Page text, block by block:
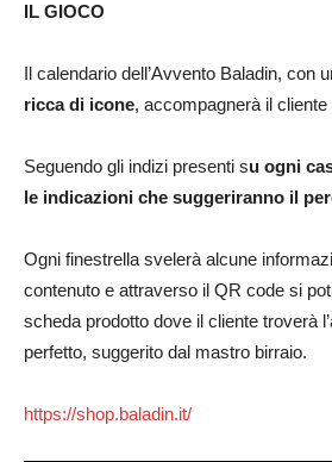
IL GIOCO
Il calendario dell’Avvento Baladin, con
ricca di icone, accompagnerà il cliente
Seguendo gli indizi presenti su ogni
le indicazioni che suggeriranno il
Ogni finestrella svelerà alcune
contenuto e attraverso il QR code si
scheda prodotto dove il cliente troverà
perfetto, suggerito dal mastro birraio.
https://shop.baladin.it/